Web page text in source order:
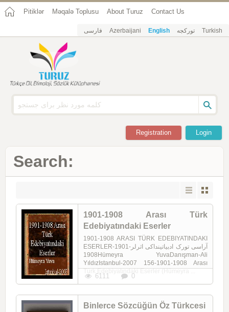
Pitiklər Məqalə Toplusu About Turuz Contact Us
فارسی Azerbaijani English تورکجه Turkish
Login
Registration
Search:
1901-1908 Arası Türk
Edebiyatındaki Eserler
1901-1908 ARASI TÜRK EDEBIYATINDAKI
ESERLERآراسی تورک ادبیاتینداکی اثرلر-1901-
1908Hümeyra YuvaDanışman-Ali
YıldızIstanbul-2007 156-1901-1908 Arası
6111 0
Binlerce Sözcüğün Öz Türkcesi